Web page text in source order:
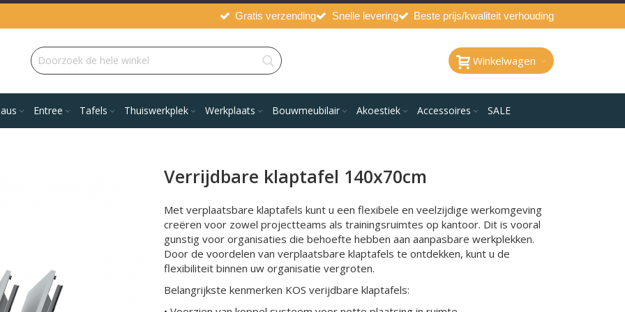
Gratis verzending Snelle levering Beste prijs/kwaliteit verhouding
Winkelwagen
Entree Tafels Thuiswerkplek Werkplaats Bouwmeubilair Akoestiek Accessoires SALE
Verrijdbare klaptafel 140x70cm
Met verplaatsbare klaptafels kunt u een flexibele en veelzijdige werkomgeving
creëren voor zowel projectteams als trainingsruimtes op kantoor. Dit is vooral
gunstig voor organisaties die behoefte hebben aan aanpasbare werkplekken.
Door de voordelen van verplaatsbare klaptafels te ontdekken, kunt u de
flexibiliteit binnen uw organisatie vergroten.
Belangrijkste kenmerken KOS verijdbare klaptafels: